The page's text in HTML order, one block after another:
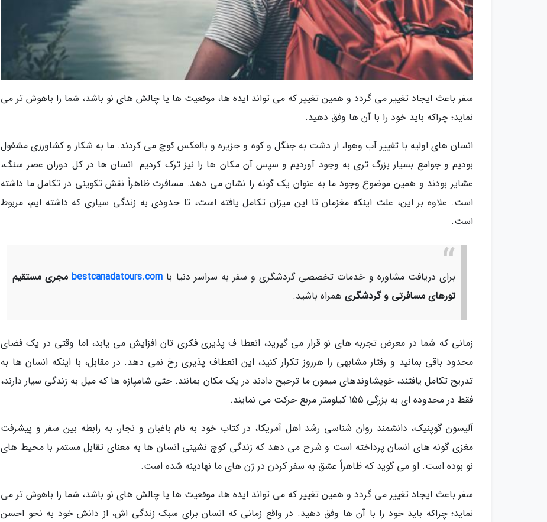
سفر باعث ایجاد تغییر می گردد و همین تغییر که می تواند ایده ها، موقعیت ها یا چالش های نو باشد، شما را باهوش تر می
نماید؛ چراکه باید خود را با آن ها وفق دهید.
انسان های اولیه با تغییر آب وهوا، از دشت به جنگل و کوه و جزیره و بالعکس کوچ می کردند. ما به شکار و کشاورزی مشغول
بودیم و جوامع بسیار بزرگ تری به وجود آوردیم و سپس آن مکان ها را نیز ترک کردیم. انسان ها در کل دوران عصر سنگ،
عشایر بودند و همین موضوع وجود ما به عنوان یک گونه را نشان می دهد. مسافرت ظاهراً نقش تکوینی در تکامل ما داشته
است. علاوه بر این، علت اینکه مغزمان تا این میزان تکامل یافته است، تا حدودی به زندگی سیاری که داشته ایم، مربوط
است.
برای دریافت مشاوره و خدمات تخصصی گردشگری و سفر به سراسر دنیا با bestcanadatours.com مجری مستقیم
تورهای مسافرتی و گردشگری همراه باشید.
زمانی که شما در معرض تجربه های نو قرار می گیرید، انعطا ف پذیری فکری تان افزایش می یابد، اما وقتی در یک فضای
محدود باقی بمانید و رفتار مشابهی را هرروز تکرار کنید، این انعطاف پذیری رخ نمی دهد. در مقابل، با اینکه انسان ها به
تدریج تکامل یافتند، خویشاوندهای میمون ما ترجیح دادند در یک مکان بمانند. حتی شامپازه ها که میل به زندگی سیار دارند،
فقط در محدوده ای به بزرگی 155 کیلومتر مربع حرکت می نمایند.
آلیسون گوپنیک، دانشمند روان شناسی رشد اهل آمریکا، در کتاب خود به نام باغبان و نجار، به رابطه بین سفر و پیشرفت
مغزی گونه های انسان پرداخته است و شرح می دهد که زندگی کوچ نشینی انسان ها به معنای تقابل مستمر با محیط های
نو بوده است. او می گوید که ظاهراً عشق به سفر کردن در ژن های ما نهادینه شده است.
سفر باعث ایجاد تغییر می گردد و همین تغییر که می تواند ایده ها، موقعیت ها یا چالش های نو باشد، شما را باهوش تر می
نماید؛ چراکه باید خود را با آن ها وفق دهید. در واقع زمانی که انسان برای سبک زندگی اش، از دانش خود به نحو احسن